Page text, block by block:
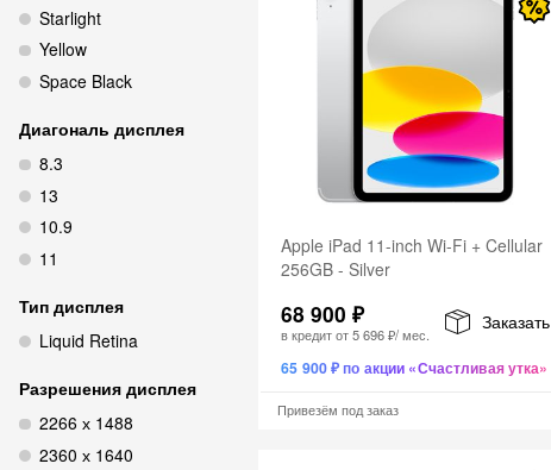
Starlight
Yellow
Space Black
Диагональ дисплея
8.3
13
10.9
11
Тип дисплея
Liquid Retina
Разрешения дисплея
2266 х 1488
2360 х 1640
Apple iPad 11-inch Wi-Fi + Cellular
256GB - Silver
68 900 ₽
в кредит от5 696 ₽/ мес.
Заказать
65 900 ₽ по акции «Счастливая утка»
Привезём под заказ